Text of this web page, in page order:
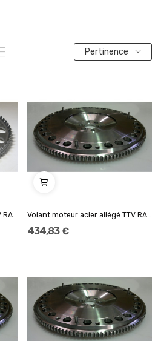
Pertinence
Volant moteur acier allégé TTV RACING 184mm... Volant moteur acier allégé TTV RACING 8.5"...
434,83 €